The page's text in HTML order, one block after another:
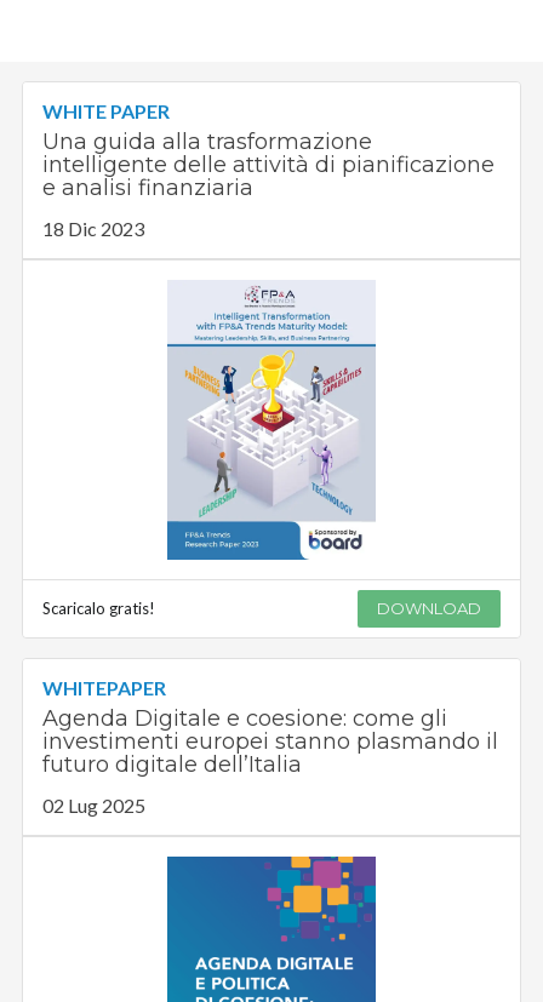
WHITE PAPER
Una guida alla trasformazione
intelligente delle attività di pianificazione
e analisi finanziaria
18 Dic 2023
Scaricalo gratis! DOWNLOAD
WHITEPAPER
Agenda Digitale e coesione: come gli
investimenti europei stanno plasmando il
futuro digitale dell’Italia
02 Lug 2025